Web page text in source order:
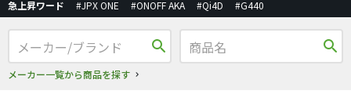
急上昇ワード #JPX ONE #ONOFF AKA #Qi4D #G440
search
メーカー一覧から商品を探す
search